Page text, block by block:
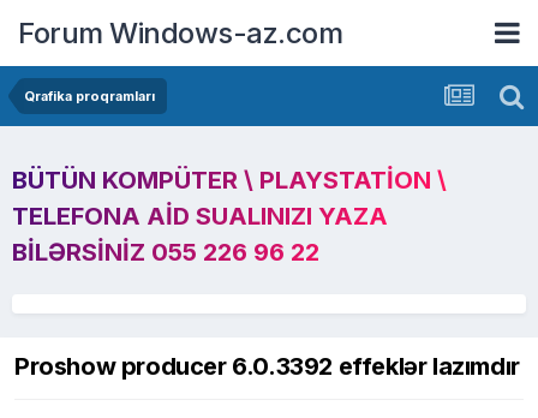
Forum Windows-az.com
Qrafika proqramları
BÜTÜN KOMPÜTER \ PLAYSTATION \
TELEFONA AID SUALINIZI YAZA
BILƏRSINIZ 055 226 96 22
Proshow producer 6.0.3392 effeklər lazımdır